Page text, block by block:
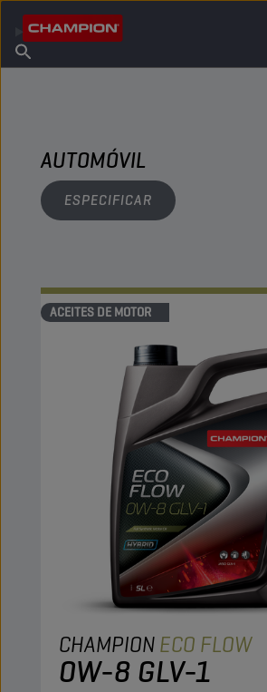
Acerca de champion
Encuentra un punto de venta
AUTOMÓVIL
ESPECIFICAR
ACEITES DE MOTOR
CHAMPIONECO FLOW
0W-8 GLV-1